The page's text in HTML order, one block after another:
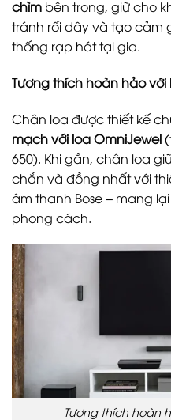
chìm bên trong, giữ cho
tránh rối dây và tạo cảm
thống rạp hát tại gia.
Tương thích hoàn hảo với
Chân loa được thiết kế
mạch với loa OmniJewel
650). Khi gắn, chân loa
chắn và đồng nhất với
âm thanh Bose – mang
phong cách.
Tương thích hoàn